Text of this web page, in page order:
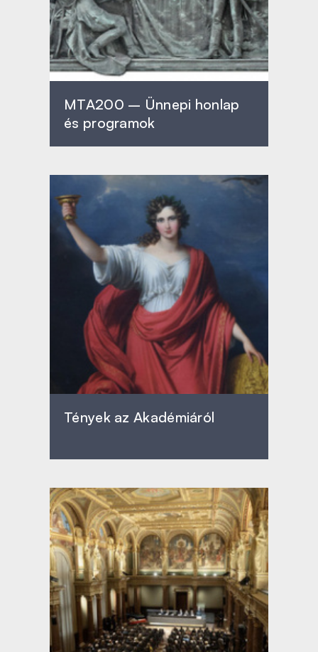
MTA200 – Ünnepi honlap
és programok
Tények az Akadémiáról